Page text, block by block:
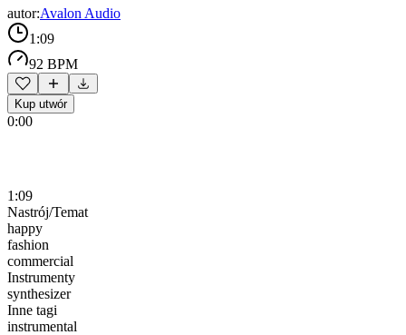
autor:Avalon Audio
1:09
92 BPM
Kup utwór
0:00
1:09
Nastrój/Temat
happy
fashion
commercial
Instrumenty
synthesizer
Inne tagi
instrumental